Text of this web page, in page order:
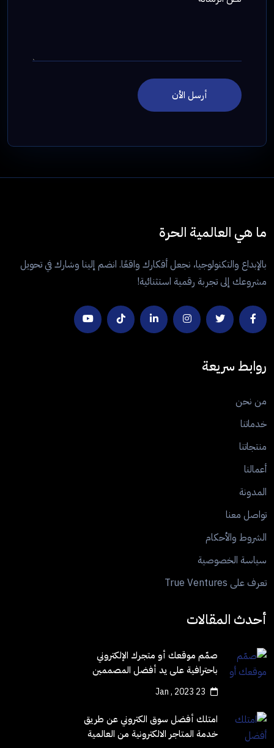
أرسل الأن
ما هي العالمية الحرة
بالإبداع والتكنولوجيا، نجعل أفكارك واقعًا. انضم إلينا وشارك في تحويل
مشروعك إلى تجربة رقمية استثنائية!
روابط سريعة
من نحن
خدماتنا
منتجاتنا
أعمالنا
المدونة
تواصل معنا
الشروط والأحكام
سياسة الخصوصية
تعرف على True Ventures
أحدث المقالات
صمّم موقعك أو متجرك الإلكتروني
باحترافية على يد أفضل المصممين
23 Jan , 2023
امتلك أفضل سوق الكتروني عن طريق
خدمة المتاجر الالكترونية من العالمية